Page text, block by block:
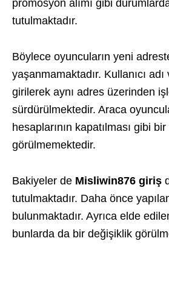
promosyon alımı gibi
tutulmaktadır.
Böylece oyuncuların yeni
yaşanmamaktadır. Kullanıcı
girilerek aynı adres üzerinden
sürdürülmektedir. Araca
hesaplarının kapatılması gibi
görülmemektedir.
Bakiyeler de Misliwin876 giriş
tutulmaktadır. Daha önce
bulunmaktadır. Ayrıca elde
bunlarda da bir değişiklik